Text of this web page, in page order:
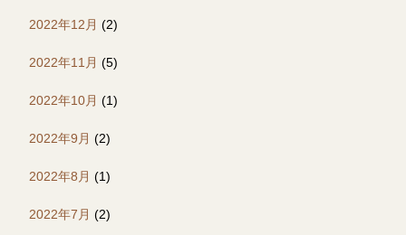
2022年12月 (2)
2022年11月 (5)
2022年10月 (1)
2022年9月 (2)
2022年8月 (1)
2022年7月 (2)